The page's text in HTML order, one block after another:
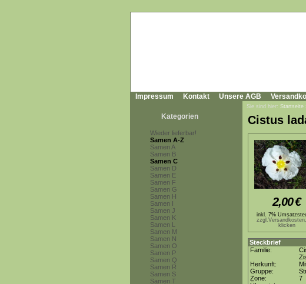
Impressum Kontakt Unsere AGB
Kategorien
Wieder lieferbar!
Samen A-Z
Samen A
Samen B
Samen C
Samen D
Samen E
Samen F
Samen G
Samen H
Samen I
Samen J
Samen K
Samen L
Samen M
Samen N
Samen O
Samen P
Samen Q
Samen R
Samen S
Samen T
Sie sind hier: Startseite
Cistus
2,00€
inkl. 7%
klicken
Steckbrief
Familie:
Herkunft:
Gruppe:
Zone:
7